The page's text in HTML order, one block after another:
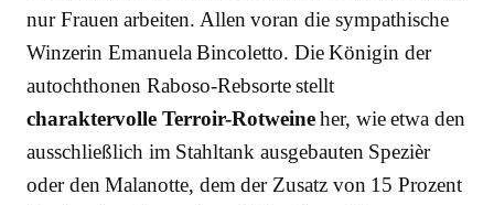
nur Frauen arbeiten. Allen voran die sympathische
Winzerin Emanuela Bincoletto. Die Königin der
autochthonen Raboso-Rebsorte stellt
charaktervolle Terroir-Rotweineher, wie etwa den
ausschließlich im Stahltank ausgebauten Spezièr
oder den Malanotte, dem der Zusatz von 15 Prozent